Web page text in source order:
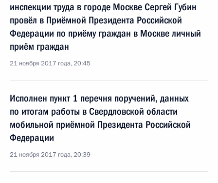
инспекции труда в городе Москве Сергей Губин
провёл в Приёмной Президента Российской
Федерации по приёму граждан в Москве личный
приём граждан
21 ноября 2017 года, 20:45
Исполнен пункт 1 перечня поручений, данных
по итогам работы в Свердловской области
мобильной приёмной Президента Российской
Федерации
21 ноября 2017 года, 20:39